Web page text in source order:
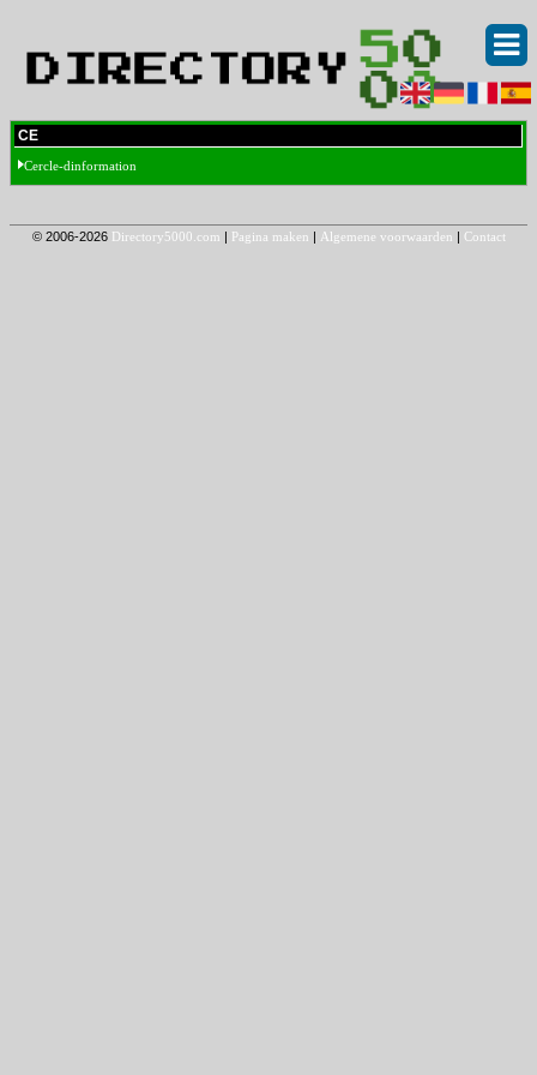
CE
Cercle-dinformation
© 2006-2026 Directory5000.com | Pagina maken | Algemene voorwaarden | Contact